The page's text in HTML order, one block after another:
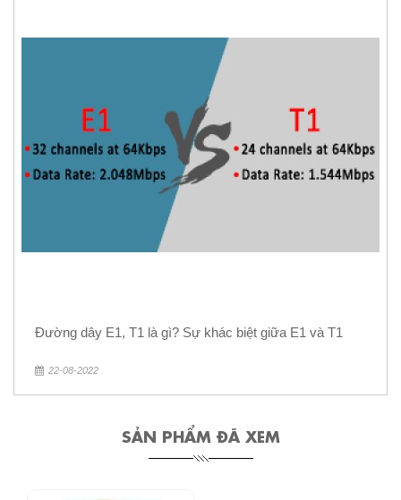
Đường dây E1, T1 là gì? Sự khác biệt giữa E1 và T1
22-08-2022
SẢN PHẨM ĐÃ XEM